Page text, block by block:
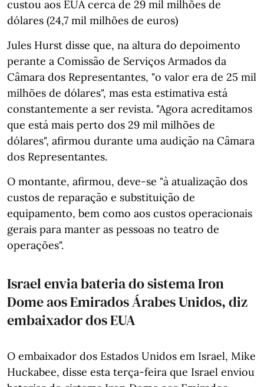
custou aos EUA cerca de 29 mil milhões de
dólares (24,7 mil milhões de euros)
Jules Hurst disse que, na altura do depoimento
perante a Comissão de Serviços Armados da
Câmara dos Representantes, "o valor era de 25 mil
milhões de dólares", mas esta estimativa está
constantemente a ser revista. "Agora acreditamos
que está mais perto dos 29 mil milhões de
dólares", afirmou durante uma audição na Câmara
dos Representantes.
O montante, afirmou, deve-se "à atualização dos
custos de reparação e substituição de
equipamento, bem como aos custos operacionais
gerais para manter as pessoas no teatro de
operações".
Israel envia bateria do sistema Iron
Dome aos Emirados Árabes Unidos, diz
embaixador dos EUA
O embaixador dos Estados Unidos em Israel, Mike
Huckabee, disse esta terça-feira que Israel enviou